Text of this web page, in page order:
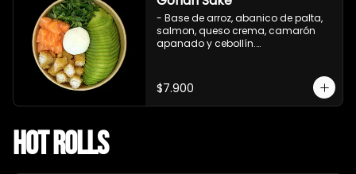
- Base de arroz, abanico de palta,
salmon, queso crema, camarón
apanado y cebollín.
$7.900
Hot Rolls